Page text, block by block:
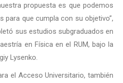
propuesta es que podemos
para que cumpla con su objetivo”,
sus estudios subgraduados en
en Física en el RUM, bajo la
Lysenko.
el Acceso Universitario, también